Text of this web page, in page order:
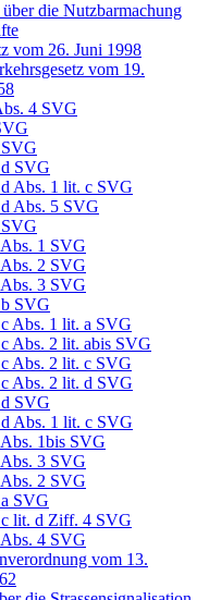
über die Nutzbarmachung
vom 26. Juni 1998
vom 19.
4 SVG
SVG
Abs. 1 lit. c SVG
Abs. 5 SVG
1 SVG
2 SVG
3 SVG
SVG
Abs. 1 lit. a SVG
Abs. 2 lit. abis SVG
Abs. 2 lit. c SVG
Abs. 2 lit. d SVG
SVG
Abs. 1 lit. c SVG
1bis SVG
3 SVG
2 SVG
SVG
lit. d Ziff. 4 SVG
4 SVG
vom 13.